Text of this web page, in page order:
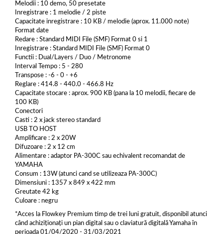
Melodii : 10 demo, 50 presetate
Inregistrare : 1 melodie / 2 piste
Capacitate inregistrare : 10 KB / melodie (aprox. 11.000 note)
Format date
Redare : Standard MIDI File (SMF) Format 0 si 1
Inregistrare : Standard MIDI File (SMF) Format 0
Functii : Dual/Layers / Duo / Metronome
Interval Tempo : 5 - 280
Transpose : -6 - 0 - +6
Reglare : 414.8 - 440.0 - 466.8 Hz
Capacitate stocare : aprox. 900 KB (pana la 10 melodii, fiecare de
100 KB)
Conectori
Casti : 2 x jack stereo standard
USB TO HOST
Amplificare : 2 x 20W
Difuzoare : 2 x 12 cm
Alimentare : adaptor PA-300C sau echivalent recomandat de
YAMAHA
Consum : 13W (atunci cand se utilizeaza PA-300C)
Dimensiuni : 1357 x 849 x 422 mm
Greutate 42 kg
Culoare : negru
*Acces la Flowkey Premium timp de trei luni gratuit, disponibil atunci
când achiziționați un pian digital sau o claviatură digitală Yamaha în
perioada 01/04/2020 - 31/03/2021